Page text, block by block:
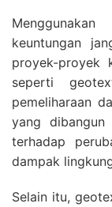
keuntungan
proyek-proyek
seperti
pemeliharaan
yang
terhadap
dampak
Selain itu,